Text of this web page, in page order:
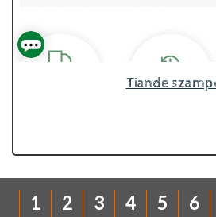
Tiande
1 2 3 4 5 6